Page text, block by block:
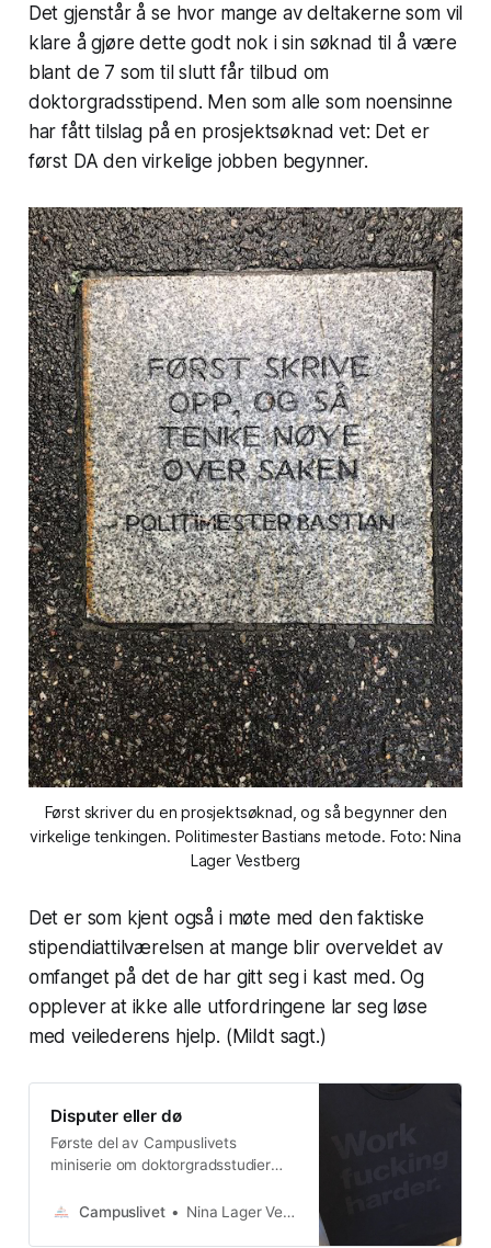
Det gjenstår å se hvor mange av deltakerne som vil
klare å gjøre dette godt nok i sin søknad til å være
blant de 7 som til slutt får tilbud om
doktorgradsstipend. Men som alle som noensinne
har fått tilslag på en prosjektsøknad vet: Det er
først DA den virkelige jobben begynner.
Først skriver du en prosjektsøknad, og så begynner den
virkelige tenkingen. Politimester Bastians metode. Foto: Nina
Lager Vestberg
Det er som kjent også i møte med den faktiske
stipendiattilværelsen at mange blir overveldet av
omfanget på det de har gitt seg i kast med. Og
opplever at ikke alle utfordringene lar seg løse
med veilederens hjelp. (Mildt sagt.)
Disputer eller dø
Første del av Campuslivets
miniserie om doktorgradsstudier
stå løpet ut.
Campuslivet Nina Lager Vestberg